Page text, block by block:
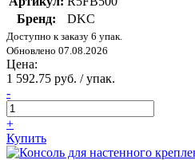
Бренд:
DKC
Доступно к заказу 6 упак.
Обновлено 07.08.2026
Цена:
1 592.75 руб. / упак.
-
+
Купить